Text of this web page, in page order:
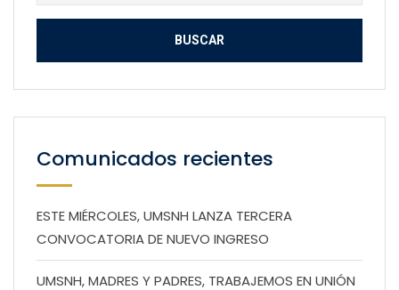
Comunicados recientes
ESTE MIÉRCOLES, UMSNH LANZA TERCERA
CONVOCATORIA DE NUEVO INGRESO
UMSNH, MADRES Y PADRES, TRABAJEMOS EN UNIÓN